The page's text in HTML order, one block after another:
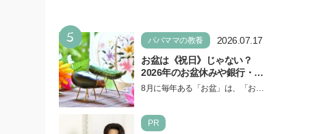
5 パパママの教養
2026.07.17
お盆は《祝日》じゃない？
2026年のお盆休みや銀行・役
所の営業や交通機関情報も紹
8月に毎年ある「お盆」は、「お盆
ずは2026年のお盆…
PR